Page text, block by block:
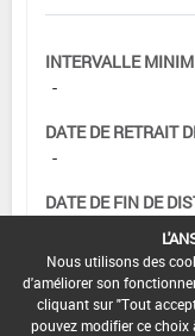
INTERVALLE
-
DATE DE RETRAIT
-
DATE DE FIN DE
DATE DE FIN
23/06/2013
Nous utilisons des
d'améliorer son
cliquant sur "Tout
pouvez modifier ce